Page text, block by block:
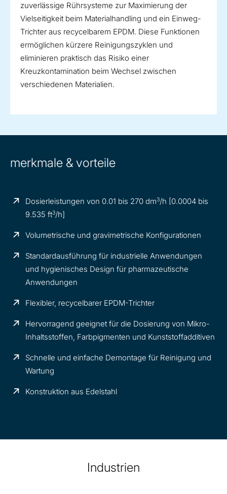
zuverlässige Rührsysteme zur Maximierung der
Vielseitigkeit beim Materialhandling und ein Einweg-
Trichter aus recycelbarem EPDM. Diese Funktionen
ermöglichen kürzere Reinigungszyklen und
eliminieren praktisch das Risiko einer
Kreuzkontamination beim Wechsel zwischen
verschiedenen Materialien.
merkmale & vorteile
Dosierleistungen von 0.01 bis 270 dm3/h [0.0004 bis
9.535 ft3/h]
Volumetrische und gravimetrische Konfigurationen
Standardausführung für industrielle Anwendungen
und hygienisches Design für pharmazeutische
Anwendungen
Flexibler, recycelbarer EPDM-Trichter
Hervorragend geeignet für die Dosierung von Mikro-
Inhaltsstoffen, Farbpigmenten und Kunststoffadditiven
Schnelle und einfache Demontage für Reinigung und
Wartung
Konstruktion aus Edelstahl
Industrien